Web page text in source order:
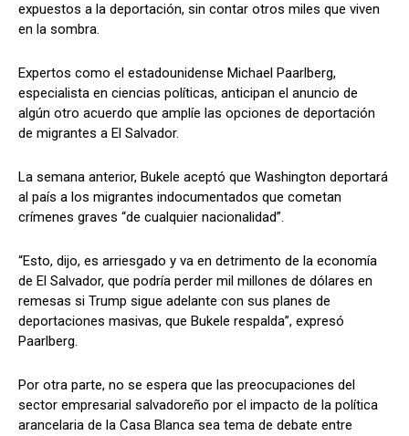
expuestos a la deportación, sin contar otros miles que viven
en la sombra.
Expertos como el estadounidense Michael Paarlberg,
especialista en ciencias políticas, anticipan el anuncio de
algún otro acuerdo que amplíe las opciones de deportación
de migrantes a El Salvador.
La semana anterior, Bukele aceptó que Washington deportará
al país a los migrantes indocumentados que cometan
crímenes graves “de cualquier nacionalidad”.
“Esto, dijo, es arriesgado y va en detrimento de la economía
de El Salvador, que podría perder mil millones de dólares en
remesas si Trump sigue adelante con sus planes de
deportaciones masivas, que Bukele respalda”, expresó
Paarlberg.
Por otra parte, no se espera que las preocupaciones del
sector empresarial salvadoreño por el impacto de la política
arancelaria de la Casa Blanca sea tema de debate entre